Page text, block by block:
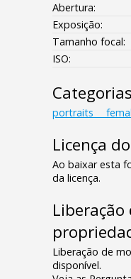
Abertura:
Exposição:
Tamanho focal:
ISO:
Categorias
Licença
Ao baixar esta
da licença.
Liberação
Liberação de
disponível.